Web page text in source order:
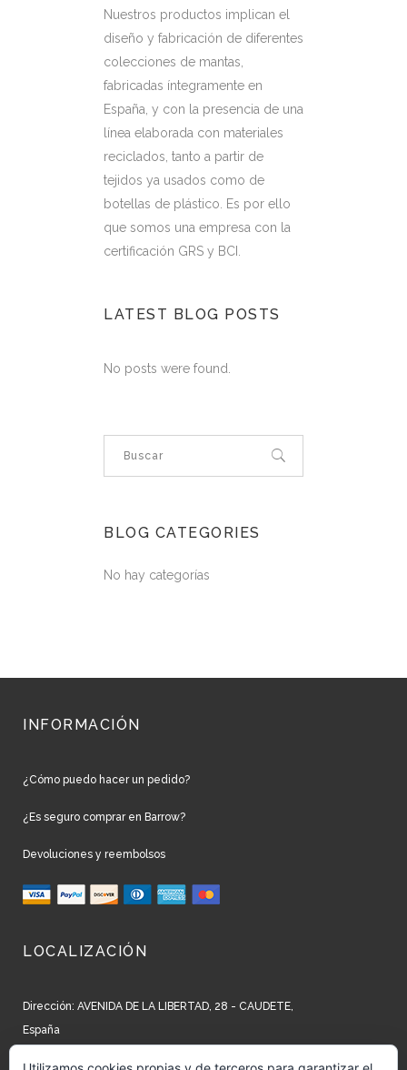
Nuestros productos implican el
diseño y fabricación de diferentes
colecciones de mantas,
fabricadas íntegramente en
España, y con la presencia de una
línea elaborada con materiales
reciclados, tanto a partir de
tejidos ya usados como de
botellas de plástico. Es por ello
que somos una empresa con la
certificación GRS y BCI.
LATEST BLOG POSTS
No posts were found.
BLOG CATEGORIES
No hay categorías
INFORMACIÓN
¿Cómo puedo hacer un pedido?
¿Es seguro comprar en Barrow?
Devoluciones y reembolsos
LOCALIZACIÓN
Dirección: AVENIDA DE LA LIBERTAD, 28 - CAUDETE,
España
Teléfono: +34 965 827 250